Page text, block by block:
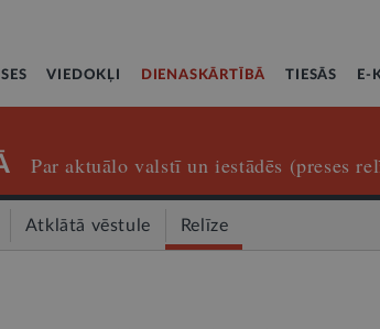
VIEDOKĻI DIENASKĀRTĪBĀ TIESĀS E-
Par aktuālo valstī un iestādēs (preses
Atklātā vēstule Relīze